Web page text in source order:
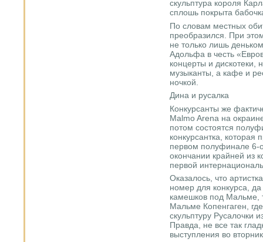
скульптура короля
сплошь покрыта
По словам местных
преобразился. При
не только лишь
Адольфа в честь
концерты и дискотеки,
музыканты, а кафе и
ночкой.
Дина и русалка
Конкурсанты же
Malmo Arena на
потом состоятся
конкурсантка, которая
первом полуфинале 6-
окончании крайней из
первой
Оказалось, что
номер для конкурса,
камешков под Мальме,
Мальме Копенгаген,
скульптуру Русалочки
Правда, не все так
выступления во